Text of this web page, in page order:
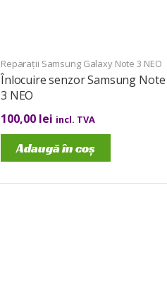
Reparații Samsung Galaxy Note 3 NEO
Înlocuire senzor Samsung Note
3 NEO
100,00 lei incl. TVA
Adaugă în coș